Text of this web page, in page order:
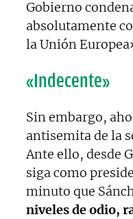
Gobierno
absolutamente
la Unión
«Indecente»
Sin embargo,
antisemita de la
Ante ello, desde
siga como
minuto que
niveles de odio,